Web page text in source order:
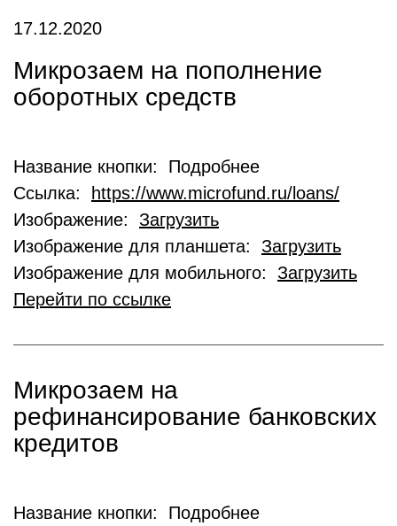
17.12.2020
Микрозаем на пополнение
оборотных средств
Название кнопки: Подробнее
Ссылка:
https://www.microfund.ru/loans/
Изображение: Загрузить
Изображение для планшета: Загрузить
Изображение для мобильного: Загрузить
Перейти по ссылке
Микрозаем на
рефинансирование банковских
кредитов
Название кнопки: Подробнее